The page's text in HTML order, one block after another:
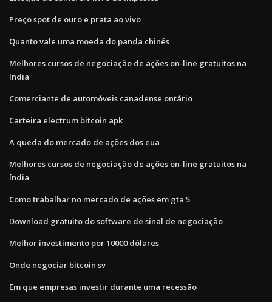
Preço spot de ouro e prata ao vivo
Quanto vale uma moeda do panda chinês
Melhores cursos de negociação de ações on-line gratuitos na
índia
Comerciante de automóveis canadense ontário
Carteira electrum bitcoin apk
A queda do mercado de ações dos eua
Melhores cursos de negociação de ações on-line gratuitos na
índia
Como trabalhar no mercado de ações em gta 5
Download gratuito do software de sinal de negociação
Melhor investimento por 10000 dólares
Onde negociar bitcoin sv
Em que empresas investir durante uma recessão